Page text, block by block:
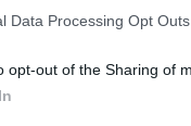
Data Processing Opt Outs
opt-out of the Sharing of